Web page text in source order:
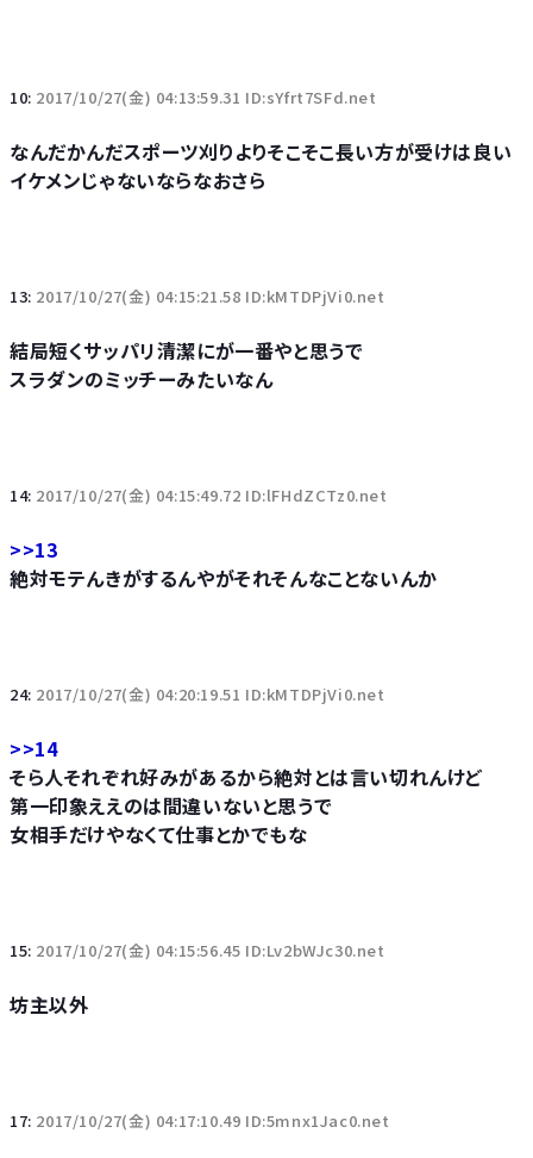
10: 2017/10/27(金) 04:13:59.31 ID:sYfrt7SFd.net
なんだかんだスポーツ刈りよりそこそこ長い方が受けは良い
イケメンじゃないならなおさら
13: 2017/10/27(金) 04:15:21.58 ID:kMTDPjVi0.net
結局短くサッパリ清潔にが一番やと思うで
スラダンのミッチーみたいなん
14: 2017/10/27(金) 04:15:49.72 ID:lFHdZCTz0.net
>>13
絶対モテんきがするんやがそれそんなことないんか
24: 2017/10/27(金) 04:20:19.51 ID:kMTDPjVi0.net
>>14
そら人それぞれ好みがあるから絶対とは言い切れんけど
第一印象ええのは間違いないと思うで
女相手だけやなくて仕事とかでもな
15: 2017/10/27(金) 04:15:56.45 ID:Lv2bWJc30.net
坊主以外
17: 2017/10/27(金) 04:17:10.49 ID:5mnx1Jac0.net